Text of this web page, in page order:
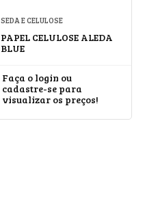
SEDA E CELULOSE
PAPEL CELULOSE ALEDA
BLUE
Faça o login ou
cadastre-se para
visualizar os preços!